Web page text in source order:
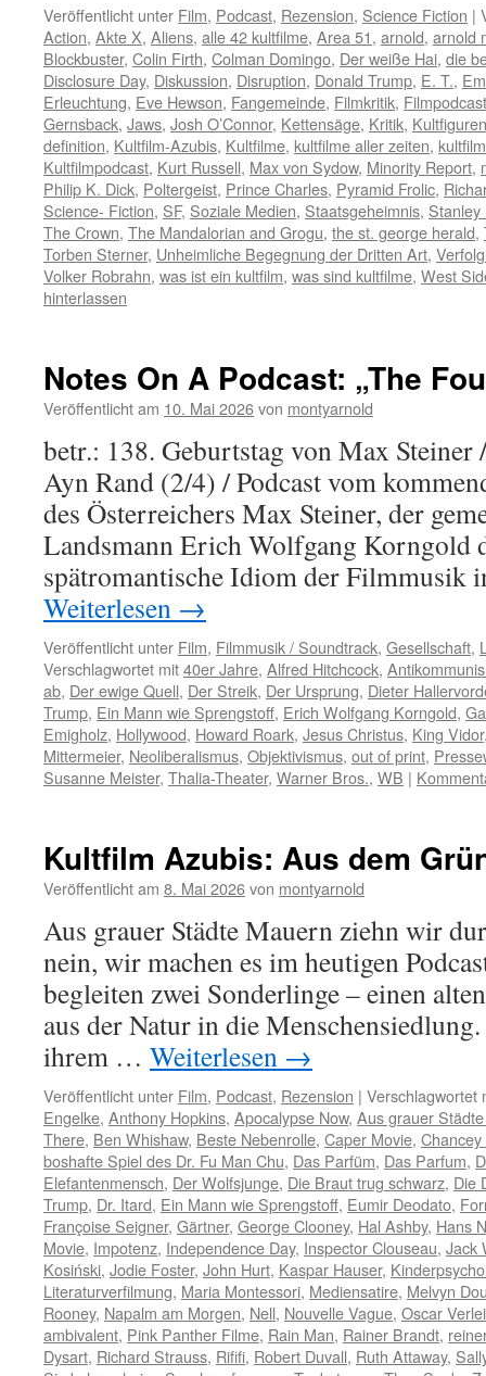
Veröffentlicht unter Film, Podcast, Rezension, Science Fiction |
Action, Akte X, Aliens, alle 42 kultfilme, Area 51, arnold, arnold
Blockbuster, Colin Firth, Colman Domingo, Der weiße Hai, die
Disclosure Day, Diskussion, Disruption, Donald Trump, E. T.,
Erleuchtung, Eve Hewson, Fangemeinde, Filmkritik, Filmpodcast
Gernsback, Jaws, Josh O’Connor, Kettensäge, Kritik, Kultfiguren
definition, Kultfilm-Azubis, Kultfilme, kultfilme aller zeiten,
Kultfilmpodcast, Kurt Russell, Max von Sydow, Minority Report,
Philip K. Dick, Poltergeist, Prince Charles, Pyramid Frolic,
Science- Fiction, SF, Soziale Medien, Staatsgeheimnis, Stanley
The Crown, The Mandalorian and Grogu, the st. george herald,
Torben Sterner, Unheimliche Begegnung der Dritten Art,
Volker Robrahn, was ist ein kultfilm, was sind kultfilme, West
hinterlassen
Notes On A Podcast: „The
Veröffentlicht am 10. Mai 2026von montyarnold
betr.: 138. Geburtstag von Max
Ayn Rand (2/4) / Podcast vom
des Österreichers Max Steiner, der
Landsmann Erich Wolfgang Korngold
spätromantische Idiom der
Weiterlesen →
Veröffentlicht unter Film, Filmmusik / Soundtrack, Gesellschaft,
Verschlagwortet mit40er Jahre, Alfred Hitchcock,
ab, Der ewige Quell, Der Streik, Der Ursprung, Dieter
Trump, Ein Mann wie Sprengstoff, Erich Wolfgang Korngold,
Emigholz, Hollywood, Howard Roark, Jesus Christus, King Vidor
Mittermeier, Neoliberalismus, Objektivismus, out of print,
Susanne Meister, Thalia-Theater, Warner Bros., WB |
Kultfilm Azubis: Aus dem
Veröffentlicht am 8. Mai 2026von montyarnold
Aus grauer Städte Mauern ziehn wir
nein, wir machen es im heutigen
begleiten zwei Sonderlinge – einen
aus der Natur in die
ihrem … Weiterlesen →
Veröffentlicht unter Film, Podcast, Rezension | Verschlagwortet
Engelke, Anthony Hopkins, Apocalypse Now, Aus grauer
There, Ben Whishaw, Beste Nebenrolle, Caper Movie,
boshafte Spiel des Dr. Fu Man Chu, Das Parfüm, Das Parfum,
Elefantenmensch, Der Wolfsjunge, Die Braut trug schwarz, Die
Trump, Dr. Itard, Ein Mann wie Sprengstoff, Eumir Deodato,
Françoise Seigner, Gärtner, George Clooney, Hal Ashby, Hans
Movie, Impotenz, Independence Day, Inspector Clouseau, Jack
Kosiński, Jodie Foster, John Hurt, Kaspar Hauser,
Literaturverfilmung, Maria Montessori, Mediensatire, Melvyn
Rooney, Napalm am Morgen, Nell, Nouvelle Vague, Oscar
ambivalent, Pink Panther Filme, Rain Man, Rainer Brandt,
Dysart, Richard Strauss, Rififi, Robert Duvall, Ruth Attaway,